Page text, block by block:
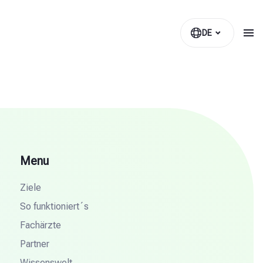
DE
Menu
Ziele
So funktioniert´s
Fachärzte
Partner